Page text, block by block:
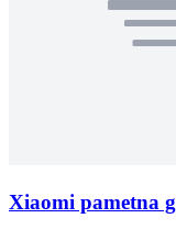
Xiaomi pametna